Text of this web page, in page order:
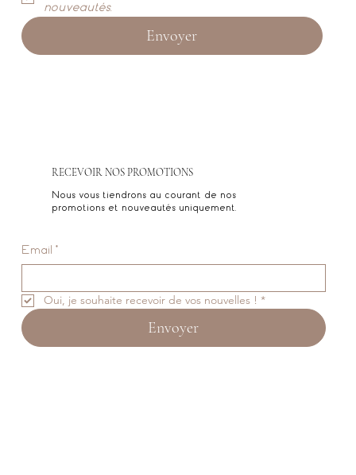
nouveautés.
Envoyer
RECEVOIR NOS PROMOTIONS
Nous vous tiendrons au courant de nos
promotions et nouveautés uniquement.
Email *
Oui, je souhaite recevoir de vos nouvelles ! *
Envoyer